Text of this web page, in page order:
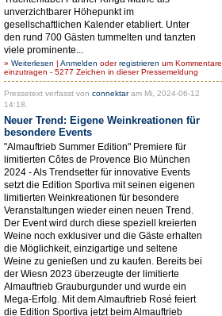
unverzichtbarer Höhepunkt im
gesellschaftlichen Kalender etabliert. Unter
den rund 700 Gästen tummelten und tanzten
viele prominente...
» Weiterlesen | Anmelden oderregistrieren um Kommentare
einzutragen - 5277 Zeichen in dieser Pressemeldung
Pressetext verfasst von connektaram Mi, 2024-06-12
14:18.
Neuer Trend: Eigene Weinkreationen für
besondere Events
"Almauftrieb Summer Edition" Premiere für
limitierten Côtes de Provence Bio München
2024 - Als Trendsetter für innovative Events
setzt die Edition Sportiva mit seinen eigenen
limitierten Weinkreationen für besondere
Veranstaltungen wieder einen neuen Trend.
Der Event wird durch diese speziell kreierten
Weine noch exklusiver und die Gäste erhalten
die Möglichkeit, einzigartige und seltene
Weine zu genießen und zu kaufen. Bereits bei
der Wiesn 2023 überzeugte der limitierte
Almauftrieb Grauburgunder und wurde ein
Mega-Erfolg. Mit dem Almauftrieb Rosé feiert
die Edition Sportiva jetzt beim Almauftrieb